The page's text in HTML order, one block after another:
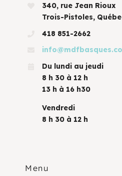
340, rue Jean Rioux
Trois-Pistoles,
418 851-2662
Du lundi au jeudi
8 h 30 à 12 h
13 h à 16 h30
Vendredi
8 h 30 à 12 h
Menu